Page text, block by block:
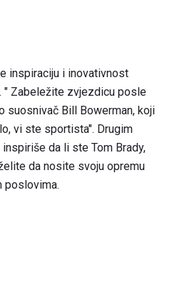
inspiraciju i inovativnost
" Zabeležite zvjezdicu posle
suosnivač Bill Bowerman, koji
vi ste sportista". Drugim
da li ste Tom Brady,
da nosite svoju opremu
poslovima.